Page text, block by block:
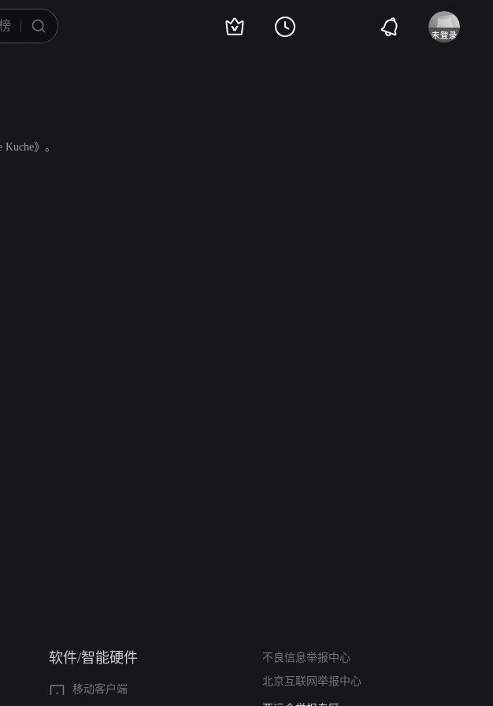
》。
软件/智能硬件
移动客户端
不良信息举报中心
北京互联网举报中心
算法推荐专项举报